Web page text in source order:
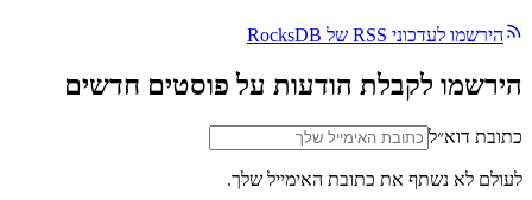
הירשמו לעדכוני RSS של RocksDB
הירשמו לקבלת הודעות על פוסטים חדשים
כתובת דוא״ל
לעולם לא נשתף את כתובת האימייל שלך.